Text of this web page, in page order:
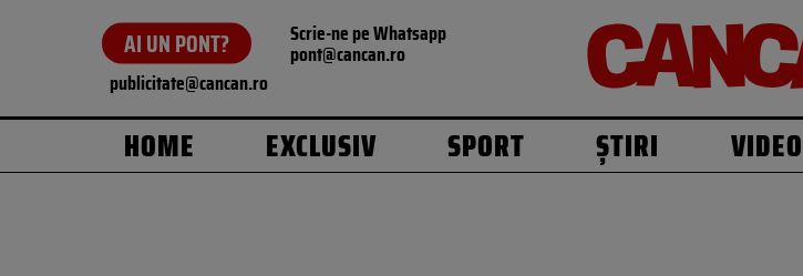
AI UN PONT? Scrie-ne pe Whatsapp
pont@cancan.ro
publicitate@cancan.ro
HOME EXCLUSIV SPORT ȘTIRI VIDEO